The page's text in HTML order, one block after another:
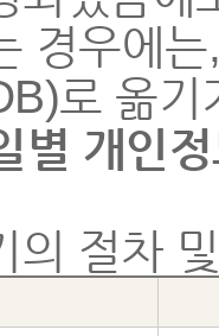
경우에
로 옮
별 개인
절차